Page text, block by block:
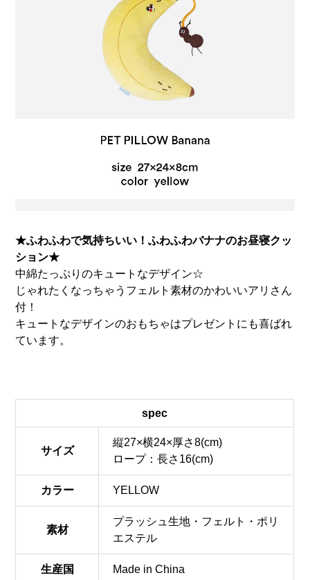
★ふわふわで気持ちいい！ふわふわバナナのお昼寝クッ
ション★
中綿たっぷりのキュートなデザイン☆
じゃれたくなっちゃうフェルト素材のかわいいアリさん
付！
キュートなデザインのおもちゃはプレゼントにも喜ばれ
ています。
spec
サイズ
縦27×横24×厚さ8(cm)
ロープ：長さ16(cm)
カラー YELLOW
素材
プラッシュ生地・フェルト・ポリ
エステル
生産国 Made in China